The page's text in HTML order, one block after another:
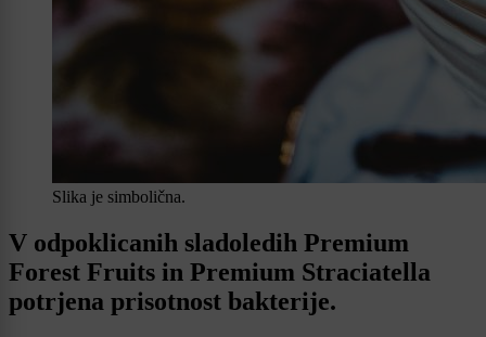
Slika je simbolična.
V odpoklicanih sladoledih Premium
Forest Fruits in Premium Straciatella
potrjena prisotnost bakterije.